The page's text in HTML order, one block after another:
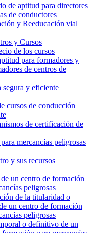
de aptitud para directores
de conductores
y Reeducación vial
y Cursos
de los cursos
para formadores y
de centros de
segura y eficiente
cursos de conducción
de certificación de
mercancías peligrosas
y sus recursos
un centro de formación
peligrosas
de la titularidad o
un centro de formación
peligrosas
o definitivo de un